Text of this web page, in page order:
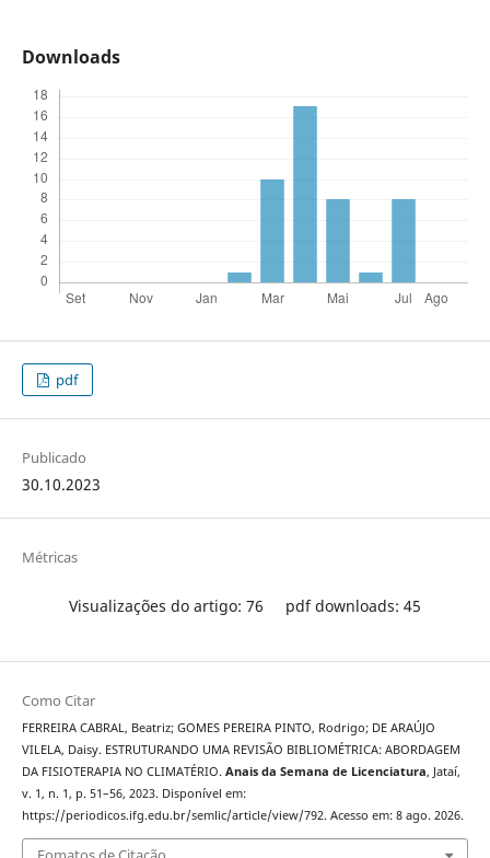
Downloads
pdf
Publicado
30.10.2023
Métricas
Visualizações do artigo: 76 pdf downloads: 45
Como Citar
FERREIRA CABRAL, Beatriz; GOMES PEREIRA PINTO, Rodrigo; DE ARAÚJO
VILELA, Daisy. ESTRUTURANDO UMA REVISÃO BIBLIOMÉTRICA: ABORDAGEM
DA FISIOTERAPIA NO CLIMATÉRIO. Anais da Semana de Licenciatura, Jataí,
v. 1, n. 1, p. 51–56, 2023. Disponível em:
https://periodicos.ifg.edu.br/semlic/article/view/792. Acesso em: 8 ago. 2026.